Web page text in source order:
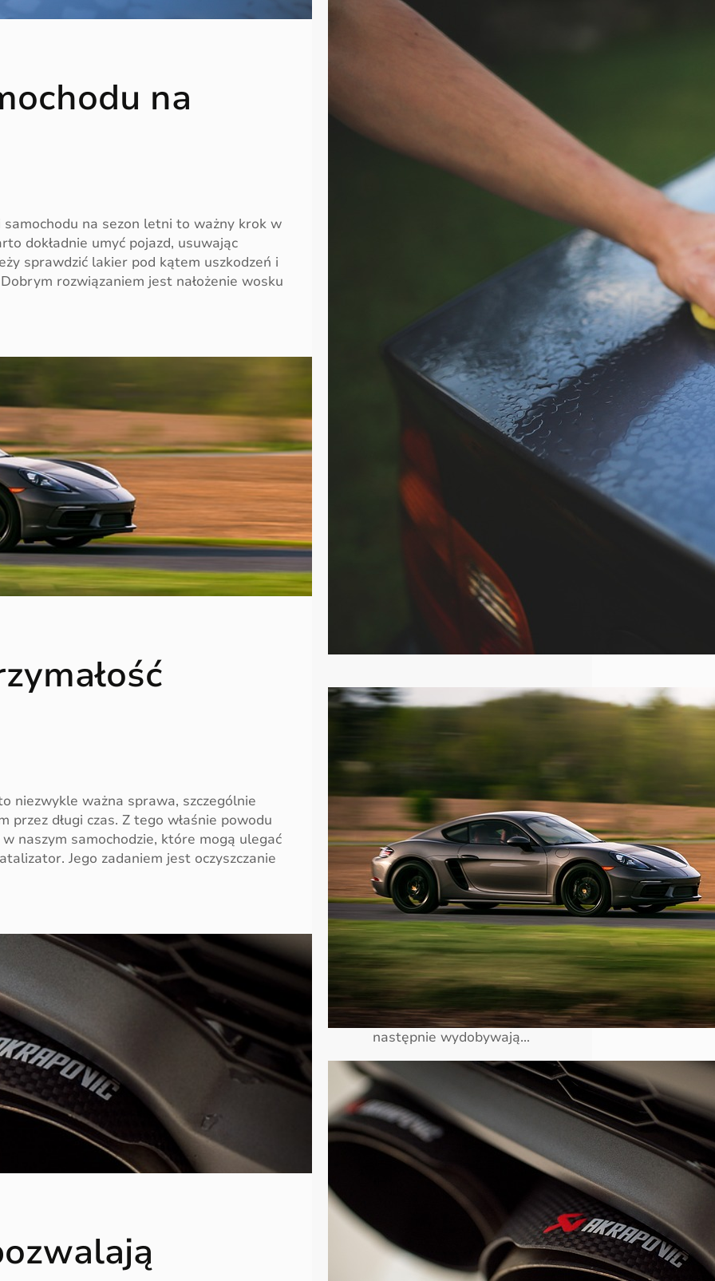
na
na sezon letni to ważny krok w
dokładnie umyć pojazd, usuwając
sprawdzić lakier pod kątem uszkodzeń i
rozwiązaniem jest nałożenie wosku
niezwykle ważna sprawa, szczególnie
przez długi czas. Z tego właśnie powodu
naszym samochodzie, które mogą ulegać
Jego zadaniem jest oczyszczanie
na sezon letni
Przygotowanie karoserii
Przygotowanie karoserii
samochodu na sezon letni to
ważny krok w dbaniu o wygląd
i trwałość auta. Na początku
warto dokładnie umyć pojazd,
usuwając pozostałości soli,
brudu i owadów. Następnie
kątem uszkodzeń i ewentualnie
uzupełnić drobne rysy czy
odpryski. Dobrym
rozwiązaniem jest nałożenie
wosku lub powłoki ochronnej,
która zabezpieczy lakier…
Eksploatacja i wytrzymałość
katalizatora
Eksploatacja swojego auta we
właściwy sposób to niezwykle
ważna sprawa, szczególnie jeśli
zależy nam na tym, by nasz
pojazd służył nam przez długi
czas. Z tego właśnie powodu
powinniśmy zwracać uwagę na
wiele elementów w naszym
samochodzie, które mogą
ulegać uszkodzeniom. Jednym z
takich elementów jest
katalizator. Jego zadaniem jest
oczyszczanie spalin, które
następnie wydobywają…
Jakie technologie pozwalają
ograniczyć emisję spalin w
samochodach?
W każdym samochodzie, jak i
nawet jakimkolwiek innym
pojeździe znajduje się mnóstwo
różnego rodzaju mechanizmów,
układów, czy technologi, które
pozwalają ograniczyć ilość